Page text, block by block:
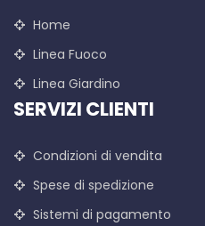
Home
Linea Fuoco
Linea Giardino
SERVIZI CLIENTI
Condizioni di vendita
Spese di spedizione
Sistemi di pagamento